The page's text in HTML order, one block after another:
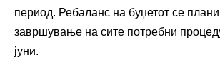
период. Ребаланс на буџетот се
завршување на сите потребни
јуни.